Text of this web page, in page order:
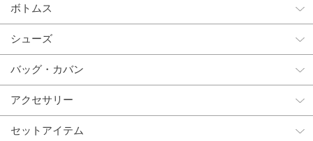
ボトムス
シューズ
バッグ・カバン
アクセサリー
セットアイテム